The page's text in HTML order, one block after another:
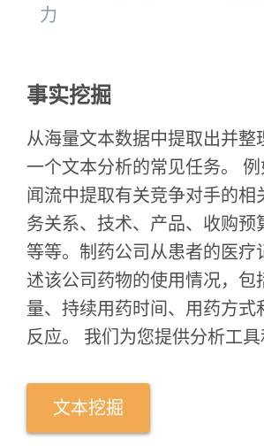
力
事实挖掘
从海量文本数据中提取出并整
一个文本分析的常见任务。
闻流中提取有关竞争对手的相
务关系、技术、产品、收购预
等等。制药公司从患者的医疗
述该公司药物的使用情况，包
量、持续用药时间、用药方式
反应。 我们为您提供分析工具
文本挖掘